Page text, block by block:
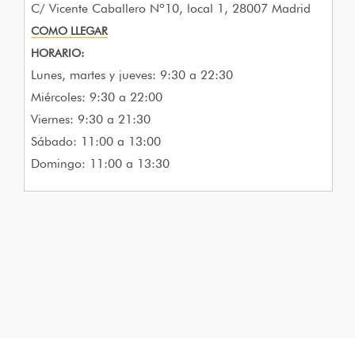
C/ Vicente Caballero Nº10, local 1, 28007 Madrid
COMO LLEGAR
HORARIO:
Lunes, martes y jueves: 9:30 a 22:30
Miércoles: 9:30 a 22:00
Viernes: 9:30 a 21:30
Sábado: 11:00 a 13:00
Domingo: 11:00 a 13:30